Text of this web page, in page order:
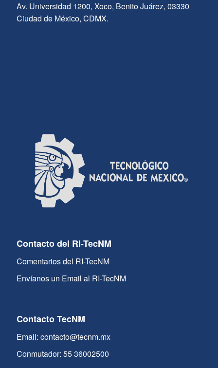
Av. Universidad 1200, Xoco, Benito Juárez, 03330
Ciudad de México, CDMX.
Contacto del RI-TecNM
Comentarios del RI-TecNM
Envíanos un Email al RI-TecNM
Contacto TecNM
Email: contacto@tecnm.mx
Conmutador: 55 36002500